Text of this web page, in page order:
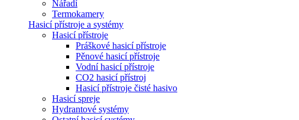
Nářadí
Termokamery
Hasicí přístroje a systémy
Hasicí přístroje
Práškové hasicí přístroje
Pěnové hasicí přístroje
Vodní hasicí přístroje
CO2 hasicí přístroj
Hasicí přístroje čisté hasivo
Hasicí spreje
Hydrantové systémy